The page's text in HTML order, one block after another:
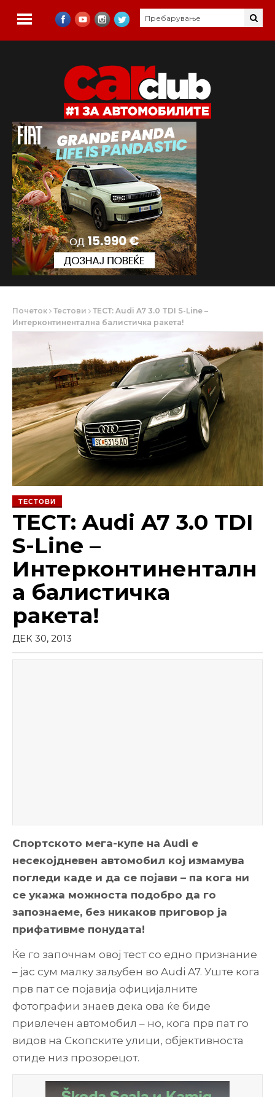
Почеток Тестови
ТЕСТ: Audi A7 3.0 TDI S-Line –
Интерконтинентална балистичка ракета!
ТЕСТОВИ
ТЕСТ: Audi A7 3.0 TDI
S-Line –
Интерконтиненталн
а балистичка
ракета!
ДЕК 30, 2013
Спортското мега-купе на Audi е
несекојдневен автомобил кој измамува
погледи каде и да се појави – па кога ни
се укажа можноста подобро да го
запознаеме, без никаков приговор ја
прифативме понудата!
Ќе го започнам овој тест со едно признание
– јас сум малку заљубен во Audi A7. Уште кога
прв пат се појавија официјалните
фотографии знаев дека ова ќе биде
привлечен автомобил – но, кога прв пат го
видов на Скопските улици, објективноста
отиде низ прозорецот.